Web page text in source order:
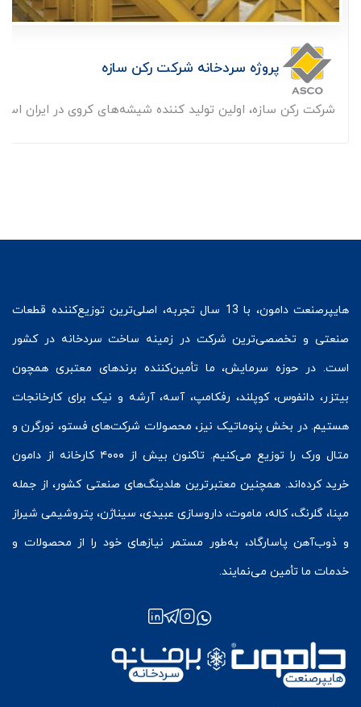
پروژه سردخانه شرکت رکن سازه
شرکت رکن سازه، اولین تولید کننده شیشه‌های کروی در ایران
هایپرصنعت
دامون، با 13 سال تجربه، اصلی‌ترین توزیع‌کننده قطعات
صنعتی و تخصصی‌ترین شرکت در زمینه ساخت سردخانه در کشور
است. در حوزه سرمایش، ما تأمین‌کننده برندهای معتبری همچون
بیتزر، دانفوس،کوپلند، رفکامپ، آسه، آرشه و نیک برای کارخانجات
هستیم. در بخش پنوماتیک نیز، محصولات شرکت‌های فستو، نورگرن و
متال ورک
را توزیع می‌کنیم. تاکنون بیش از ۴۰۰۰ کارخانه از دامون
خرید کرده‌اند. همچنین معتبرترین هلدینگ‌های صنعتی کشور، از جمله
مپنا، گلرنگ، کاله، ماموت، داروسازی عبیدی، سیناژن، پتروشیمی شیراز
و ذوب‌آهن پاسارگاد، به‌طور مستمر نیازهای خود را از محصولات و
خدمات ما تأمین می‌نمایند.